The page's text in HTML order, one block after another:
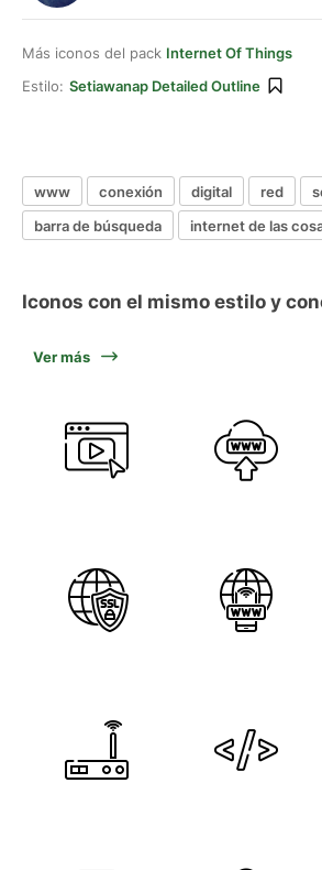
Más iconos del pack Internet Of Things
Estilo: Setiawanap Detailed Outline
www conexión digital red
barra de búsqueda
internet de las
Iconos con el mismo estilo y
Ver más